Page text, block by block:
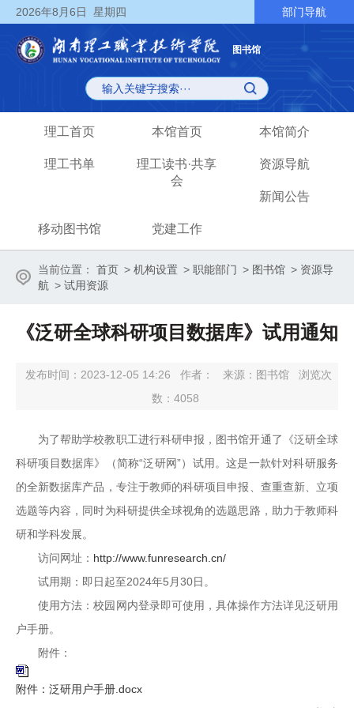
2026年8月6日 星期四 部门导航
图书馆
理工首页 本馆首页 本馆简介
理工书单
理工读书·共享
会
资源导航
新闻公告
移动图书馆 党建工作
当前位置： 首页 > 机构设置 > 职能部门 > 图书馆 > 资源导
航 > 试用资源
《泛研全球科研项目数据库》试用通知
发布时间：2023-12-05 14:26 作者： 来源：图书馆
浏览次
数： 4058
为了帮助学校教职工进行科研申报，图书馆开通了《泛研全球
科研项目数据库》（简称“泛研网”）试用。这是一款针对科研服务
的全新数据库产品，专注于教师的科研项目申报、查重查新、立项
选题等内容，同时为科研提供全球视角的选题思路，助力于教师科
研和学科发展。
访问网址： http://www.funresearch.cn/
试用期：即日起至2024年5月30日。
使用方法：校园网内登录即可使用，具体操作方法详见泛研用
户手册。
附件：
附件：泛研用户手册.docx